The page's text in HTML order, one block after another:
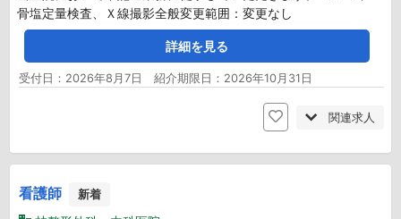
骨塩定量検査、Ｘ線撮影全般変更範囲：変更なし
詳細を見る
受付日：2026年8月7日 紹介期限日：2026年10月31日
関連求人
看護師 新着